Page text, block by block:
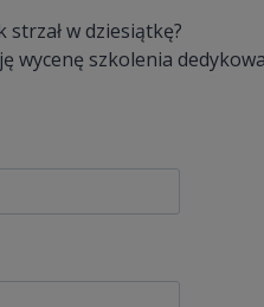
w dziesiątkę?
wycenę szkolenia